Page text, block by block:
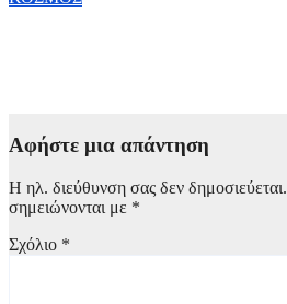
Αφήστε μια απάντηση
Η ηλ. διεύθυνση σας δεν δημοσιεύεται.
σημειώνονται με *
Σχόλιο *